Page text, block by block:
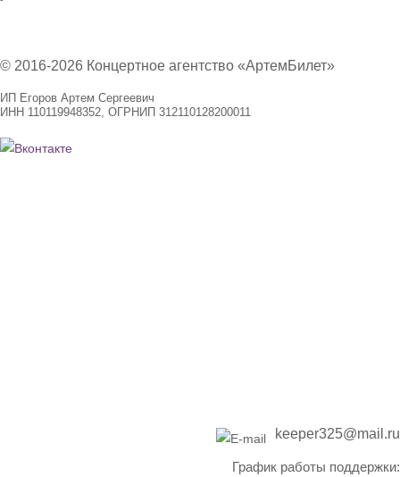
© 2016-2026 Концертное агентство «АртемБилет»
ИП Егоров Артем Сергеевич
ИНН 110119948352, ОГРНИП 312110128200011
keeper325@mail.ru
График работы поддержки: